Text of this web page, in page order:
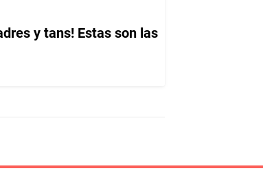
y tans! Estas son las